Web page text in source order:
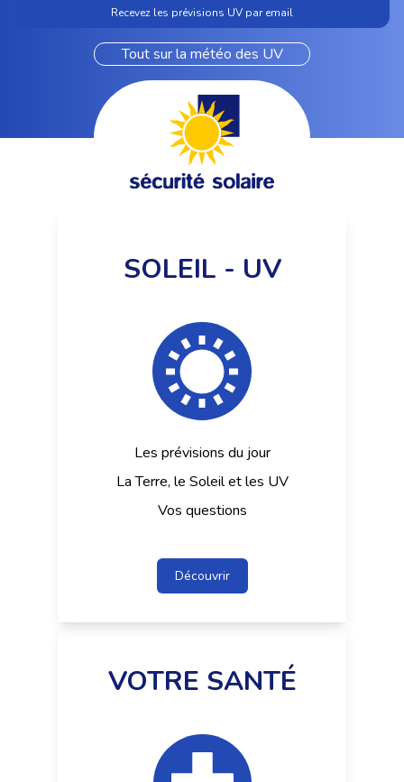
Recevez les prévisions UV par email
Tout sur la météo des UV
SOLEIL - UV
Les prévisions du jour
La Terre, le Soleil et les UV
Vos questions
Découvrir
VOTRE SANTÉ